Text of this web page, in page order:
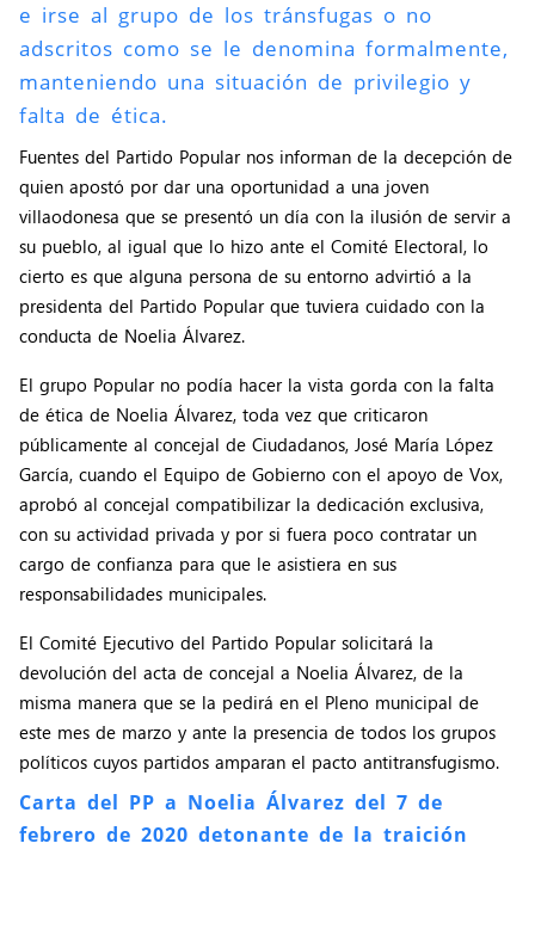
e irse al grupo de los tránsfugas o no
adscritos como se le denomina formalmente,
manteniendo una situación de privilegio y
falta de ética.
Fuentes del Partido Popular nos informan de la decepción de
quien apostó por dar una oportunidad a una joven
villaodonesa que se presentó un día con la ilusión de servir a
su pueblo, al igual que lo hizo ante el Comité Electoral, lo
cierto es que alguna persona de su entorno advirtió a la
presidenta del Partido Popular que tuviera cuidado con la
conducta de Noelia Álvarez.
El grupo Popular no podía hacer la vista gorda con la falta
de ética de Noelia Álvarez, toda vez que criticaron
públicamente al concejal de Ciudadanos, José María López
García, cuando el Equipo de Gobierno con el apoyo de Vox,
aprobó al concejal compatibilizar la dedicación exclusiva,
con su actividad privada y por si fuera poco contratar un
cargo de confianza para que le asistiera en sus
responsabilidades municipales.
El Comité Ejecutivo del Partido Popular solicitará la
devolución del acta de concejal a Noelia Álvarez, de la
misma manera que se la pedirá en el Pleno municipal de
este mes de marzo y ante la presencia de todos los grupos
políticos cuyos partidos amparan el pacto antitransfugismo.
Carta del PP a Noelia Álvarez del 7 de
febrero de 2020 detonante de la traición